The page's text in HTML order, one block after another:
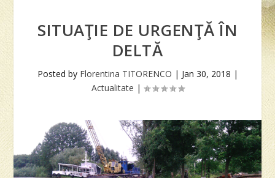
SITUAŢIE DE URGENŢĂ ÎN
DELTĂ
Posted by Florentina TITORENCO | Jan 30, 2018 |
Actualitate |